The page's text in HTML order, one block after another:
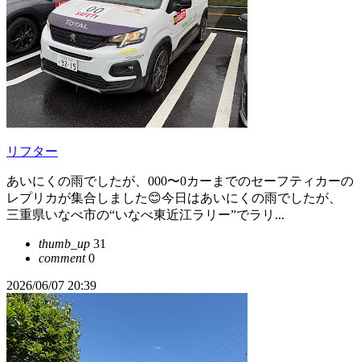
リフター
あいにくの雨でしたが、000〜0カーまでのセーフティカーの
レプリカが集合しました😊今日はあいにくの雨でしたが、
三重県いなべ市の“いなべ東近江ラリー”でラリ...
thumb_up 31
comment0
2026/06/07 20:39